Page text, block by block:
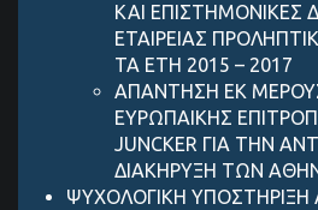
KAI ΕΠΙΣΤΗΜΟΝΙΚΕΣ
ΕΤΑΙΡΕΙΑΣ
ΤΑ ΕΤΗ 2015 – 2017
ΑΠΑΝΤΗΣΗ ΕΚ
ΕΥΡΩΠΑΙΚΗΣ
JUNCKER ΓΙΑ ΤΗΝ
ΔΙΑΚΗΡΥΞΗ ΤΩΝ
ΨΥΧΟΛΟΓΙΚΗ ΥΠΟΣΤΗΡΙΞΗ